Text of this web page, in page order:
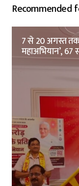
Recommended
7 से 20 अगस्त तक
महाअभियान’, 67